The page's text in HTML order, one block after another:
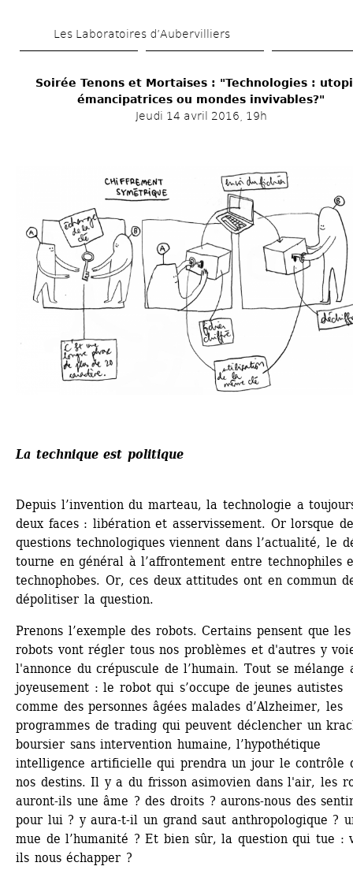
au
principal
Les Laboratoires d’Aubervilliers
Soirée Tenons et Mortaises : "Technologies :
émancipatrices ou mondes invivables?"
Jeudi 14 avril 2016, 19h
La technique est politique
Depuis l’invention du marteau, la technologie a
deux faces : libération et asservissement. Or lorsque
questions technologiques viennent dans l’actualité, le
tourne en général à l’affrontement entre technophiles
technophobes. Or, ces deux attitudes ont en commun
dépolitiser la question.
Prenons l’exemple des robots. Certains pensent que les
robots vont régler tous nos problèmes et d'autres y
l'annonce du crépuscule de l’humain. Tout se mélange
joyeusement : le robot qui s’occupe de jeunes autistes
comme des personnes âgées malades d’Alzheimer, les
programmes de trading qui peuvent déclencher un
boursier sans intervention humaine, l’hypothétique
intelligence artificielle qui prendra un jour le contrôle
nos destins. Il y a du frisson asimovien dans l'air, les
auront-ils une âme ? des droits ? aurons-nous des
pour lui ? y aura-t-il un grand saut anthropologique ?
mue de l’humanité ? Et bien sûr, la question qui tue :
ils nous échapper ?